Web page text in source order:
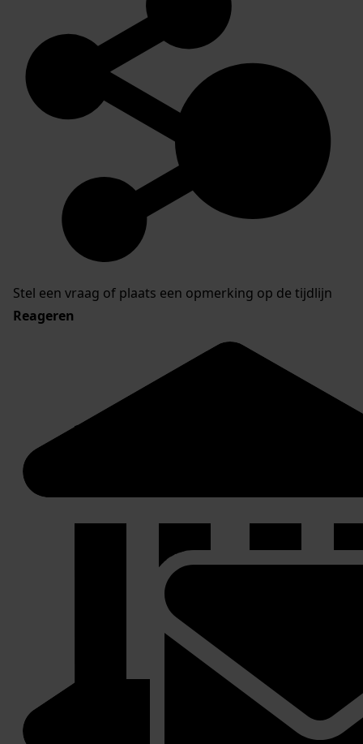
Stel een vraag of plaats een opmerking op de tijdlijn
Reageren